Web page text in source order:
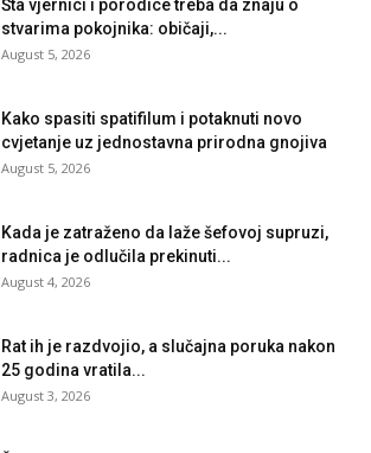
Šta vjernici i porodice treba da znaju o
stvarima pokojnika: običaji,...
August 5, 2026
Kako spasiti spatifilum i potaknuti novo
cvjetanje uz jednostavna prirodna gnojiva
August 5, 2026
Kada je zatraženo da laže šefovoj supruzi,
radnica je odlučila prekinuti...
August 4, 2026
Rat ih je razdvojio, a slučajna poruka nakon
25 godina vratila...
August 3, 2026